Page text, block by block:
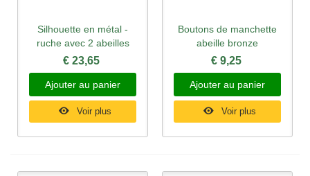
Silhouette en métal -
ruche avec 2 abeilles
€ 23,65
Ajouter au panier
Voir plus
Boutons de manchette
abeille bronze
€ 9,25
Ajouter au panier
Voir plus